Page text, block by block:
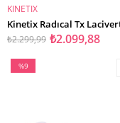
SEPETE EKLE
KINETIX
₺2.099,88
₺2.299,99
%9